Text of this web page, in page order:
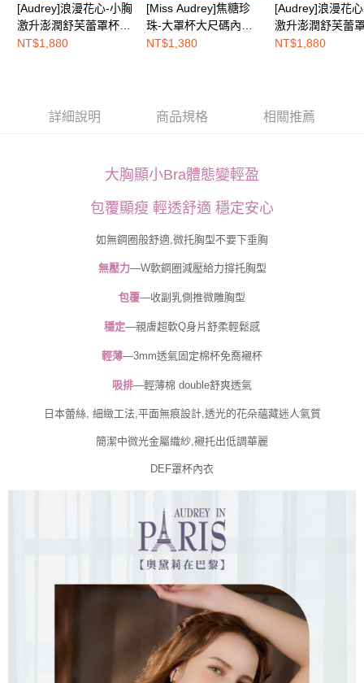
【注意事項】
１．透過由恩沛科技股份有限公司提供之「AFTEE先享後付」服務完成之交
易，需依本服務之必要範圍內提供個人資料，並將交易相關給付款項請求債
３．未成年的使用者請事先徵得法定代理人或監護人之同意方可使用
「AFTEE先享後付」，若未經同意申辦者引起之損失，本公司不負相關責
時審查核予不同之上限額度；若仍有額度不足之情形，本公司將視審查結果
請求用戶進行身份認證。
恩沛科技股份有限公司將有權停止該用戶之使用額度並採取法律行動。
宅配
每筆NT$100，滿NT$1,500(含以上)免運費
海外配送 查看運費
[Audrey]浪漫花心-小胸
激升澎潤舒芙蕾罩杯內
衣-甜心粉
NT$1,880
[Miss Audrey]焦糖珍
珠-大罩杯大尺碼內衣-
性感深紫
NT$1,380
[Audrey]浪漫花
激升澎潤舒芙蕾
衣-古典藍
NT$1,880
詳細說明 商品規格 相關推薦
大胸顯小Bra體態變輕盈
包覆顯瘦 輕透舒適 穩定安心
如無鋼圈般舒適,微托胸型不要下垂胸
無壓力—W軟鋼圈減壓給力撐托胸型
包覆—收副乳側推微雕胸型
穩定—親膚超軟Q身片舒柔輕鬆感
輕薄—3mm透氣固定棉杯免喬襯杯
吸排—輕薄棉 double舒爽透氣
日本蕾絲, 細緻工法,平面無痕設計,透光的花朵蘊藏迷人氣質
簡潔中微光金屬織紗,襯托出低調華麗
DEF罩杯內衣